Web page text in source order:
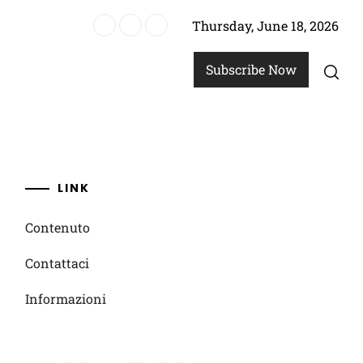
2024: Abilità di regia, Contributi difensivi, Statistiche di partita
Thursday, June 18, 2026
Subscribe Now
LINK
Contenuto
Contattaci
Informazioni